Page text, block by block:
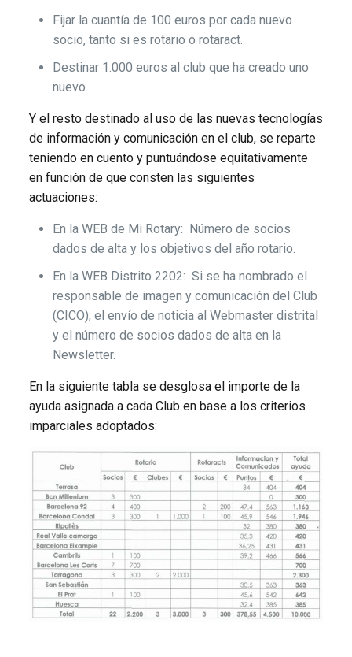
Fijar la cuantía de 100 euros por cada nuevo
socio, tanto si es rotario o rotaract.
Destinar 1.000 euros al club que ha creado uno
nuevo.
Y el resto destinado al uso de las nuevas tecnologías
de información y comunicación en el club, se reparte
teniendo en cuento y puntuándose equitativamente
en función de que consten las siguientes
actuaciones:
En la WEB de Mi Rotary: Número de socios
dados de alta y los objetivos del año rotario.
En la WEB Distrito 2202: Si se ha nombrado el
responsable de imagen y comunicación del Club
(CICO), el envío de noticia al Webmaster distrital
y el número de socios dados de alta en la
Newsletter.
En la siguiente tabla se desglosa el importe de la
ayuda asignada a cada Club en base a los criterios
imparciales adoptados: